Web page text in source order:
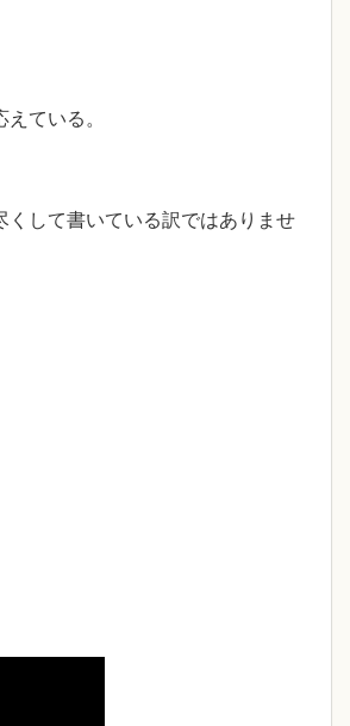
ている。
して書いている訳ではありませ